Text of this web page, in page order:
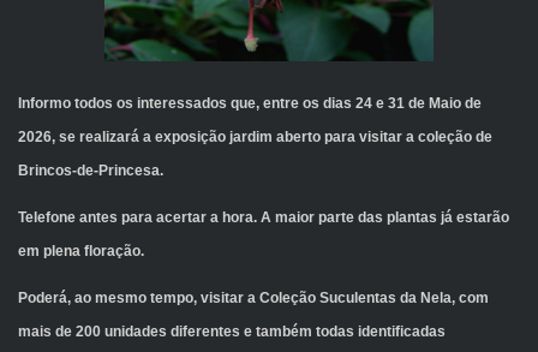
Informo todos os interessados que, entre os dias 24 e 31 de Maio de
2026, se realizará a exposição jardim aberto para visitar a coleção de
Brincos-de-Princesa.
Telefone antes para acertar a hora. A maior parte das plantas já estarão
em plena floração.
Poderá, ao mesmo tempo, visitar a Coleção Suculentas da Nela, com
mais de 200 unidades diferentes e também todas identificadas